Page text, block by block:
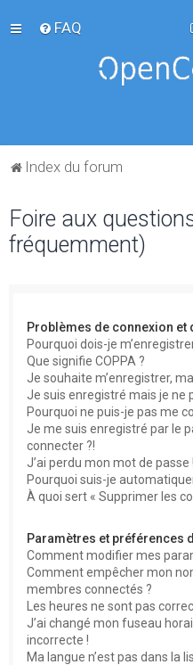
FAQ
Index du forum
Foire aux
fréquemment)
Problèmes de connexion et
Pourquoi dois-je
Que signifie COPPA ?
Je souhaite m’enregistrer,
Je suis enregistré mais je ne
Pourquoi ne puis-je pas me
Je me suis enregistré par le
connecter ?!
J’ai perdu mon mot de passe !
Pourquoi suis-je
À quoi sert « Supprimer les
Paramètres et préférences
Comment modifier mes
Comment empêcher mon
membres connectés ?
Les heures ne sont pas
J’ai changé mon fuseau
incorrecte !
Ma langue n’est pas dans la